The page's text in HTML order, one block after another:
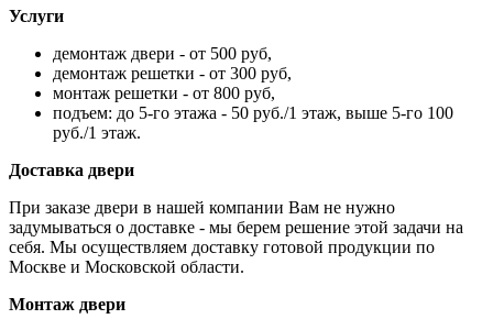
Услуги
демонтаж двери - от 500 руб,
демонтаж решетки - от 300 руб,
монтаж решетки - от 800 руб,
подъем: до 5-го этажа - 50 руб./1 этаж, выше 5-го 100
руб./1 этаж.
Доставка двери
При заказе двери в нашей компании Вам не нужно
задумываться о доставке - мы берем решение этой задачи на
себя. Мы осуществляем доставку готовой продукции по
Москве и Московской области.
Монтаж двери